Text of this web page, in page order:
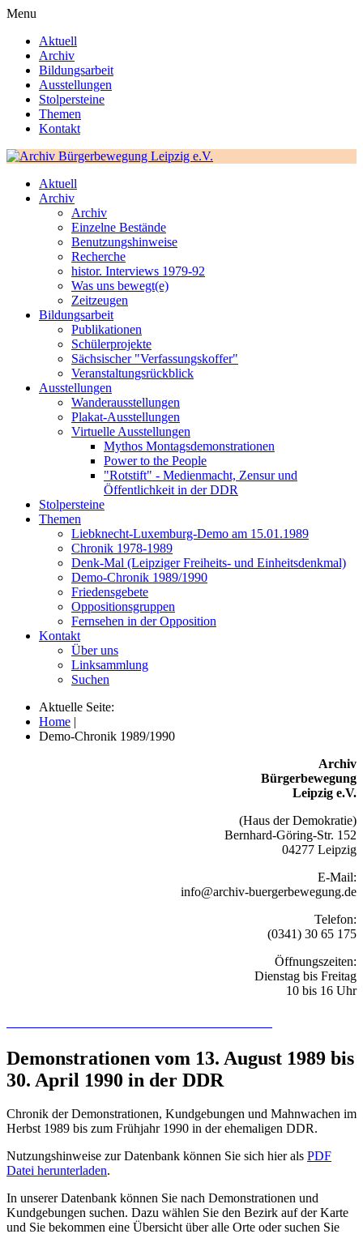
Menu
Aktuell
Archiv
Bildungsarbeit
Ausstellungen
Stolpersteine
Themen
Kontakt
Aktuell
Archiv
Archiv
Einzelne Bestände
Benutzungshinweise
Recherche
histor. Interviews 1979-92
Was uns bewegt(e)
Zeitzeugen
Bildungsarbeit
Publikationen
Schülerprojekte
Sächsischer "Verfassungskoffer"
Veranstaltungsrückblick
Ausstellungen
Wanderausstellungen
Plakat-Ausstellungen
Virtuelle Ausstellungen
Mythos Montagsdemonstrationen
Power to the People
"Rotstift" - Medienmacht, Zensur und
Öffentlichkeit in der DDR
Stolpersteine
Themen
Liebknecht-Luxemburg-Demo am 15.01.1989
Chronik 1978-1989
Denk-Mal (Leipziger Freiheits- und Einheitsdenkmal)
Demo-Chronik 1989/1990
Friedensgebete
Oppositionsgruppen
Fernsehen in der Opposition
Kontakt
Über uns
Linksammlung
Suchen
Aktuelle Seite:
Home |
Demo-Chronik 1989/1990
Archiv
Bürgerbewegung
Leipzig e.V.
(Haus der Demokratie)
Bernhard-Göring-Str. 152
04277 Leipzig
E-Mail:
info@archiv-buergerbewegung.de
Telefon:
(0341) 30 65 175
Öffnungszeiten:
Dienstag bis Freitag
10 bis 16 Uhr
Demonstrationen vom 13. August 1989 bis
30. April 1990 in der DDR
Chronik der Demonstrationen, Kundgebungen und Mahnwachen im
Herbst 1989 bis zum Frühjahr 1990 in der ehemaligen DDR.
Nutzungshinweise zur Datenbank können Sie sich hier als PDF
Datei herunterladen.
In unserer Datenbank können Sie nach Demonstrationen und
Kundgebungen suchen. Dazu wählen Sie den Bezirk auf der Karte
und Sie bekommen eine Übersicht über alle Orte oder suchen Sie